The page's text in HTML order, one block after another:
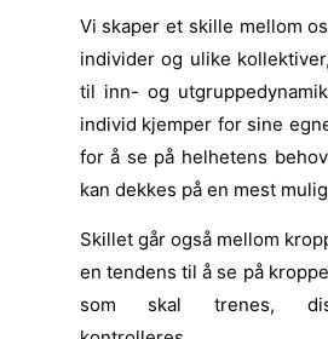
Vi skaper et skille mellom
individer og ulike
til inn- og
individ kjemper for sine
for å se på helhetens
kan dekkes på en mest
Skillet går også mellom
en tendens til å se på
som skal trenes,